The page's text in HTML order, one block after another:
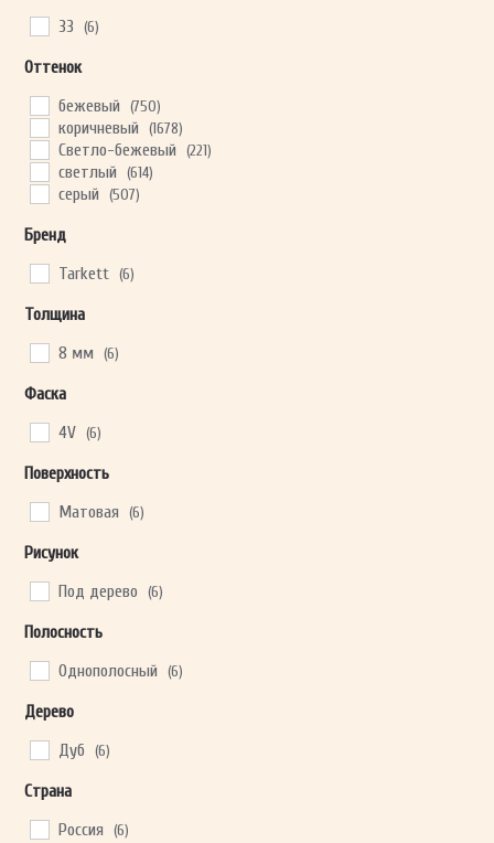
Ваши данные не будут переданы третьим лицам
33
(6)
Оттенок
бежевый
(750)
коричневый (1678)
Светло-бежевый (221)
светлый (614)
серый (507)
Бренд
Tarkett (6)
Толщина
8 мм
(6)
Фаска
4V (6)
Поверхность
Матовая
(6)
Рисунок
Под дерево
(6)
Полосность
Однополосный
(6)
Дерево
Дуб
(6)
Страна
Россия
(6)